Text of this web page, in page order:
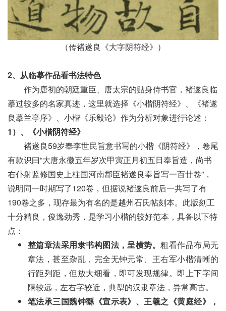
（传褚遂良《大字阴符经》）
2、从临摹作品看书法特色
作为唐初的朝廷重臣、唐太宗的贴身侍书官，褚遂良临
摹过较多的名家真迹，这里就选择《小楷阴符经》、《褚遂
良摹兰亭序》、小楷《乐毅论》作为分析对象进行论述：
1）、《小楷阴符经》
褚遂良59岁奉李世民旨意书写的小楷《阴符经》，卷尾
有款识曰“大唐永徽五年岁次甲寅正月初五日奉旨造，尚书
右仆射监修国史上柱国河南郡臣褚遂良奉旨写一百廿卷”，
说明同一时期写了120卷，但据说褚遂良前后一共写了有
190卷之多，现存最为有名的是越州石氏帖刻本。此版刻工
十分精良，俊逸劲秀，是学习小楷的较好范本，具备以下特
点：
整篇章法采用隶书构图法，呈横势。粗看作品布局无
章法，甚至杂乱，完全无钟元常、王右军小楷清晰的
行距列距，但放大细看，即可发现规律。即上下字间
隔较远，左右字较近，典型的汉隶章法，异常高古。
笔法承三国魏钟繇《宣示表》、王羲之《黄庭经》，